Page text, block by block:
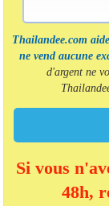
Thailandee.com
ne vend aucune
d'argent ne
Si vous
48h,